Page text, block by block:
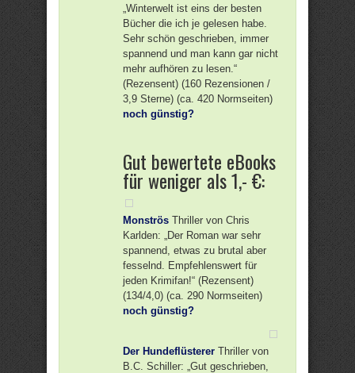
„Winterwelt ist eins der besten
Bücher die ich je gelesen habe.
Sehr schön geschrieben, immer
spannend und man kann gar nicht
mehr aufhören zu lesen.“
(Rezensent) (160 Rezensionen /
3,9 Sterne) (ca. 420 Normseiten)
noch günstig?
Gut bewertete eBooks
für weniger als 1,- €:
Monströs Thriller von Chris
Karlden: „Der Roman war sehr
spannend, etwas zu brutal aber
fesselnd. Empfehlenswert für
jeden Krimifan!“ (Rezensent)
(134/4,0) (ca. 290 Normseiten)
noch günstig?
Der Hundeflüsterer Thriller von
B.C. Schiller: „Gut geschrieben,